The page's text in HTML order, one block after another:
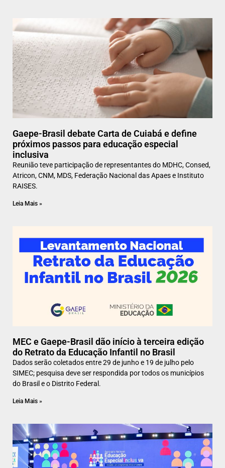
Gaepe-Brasil debate Carta de Cuiabá e define
próximos passos para educação especial
inclusiva
Reunião teve participação de representantes do MDHC, Consed,
Atricon, CNM, MDS, Federação Nacional das Apaes e Instituto
RAISES.
Leia Mais »
MEC e Gaepe-Brasil dão início à terceira edição
do Retrato da Educação Infantil no Brasil
Dados serão coletados entre 29 de junho e 19 de julho pelo
SIMEC; pesquisa deve ser respondida por todos os municípios
do Brasil e o Distrito Federal.
Leia Mais »